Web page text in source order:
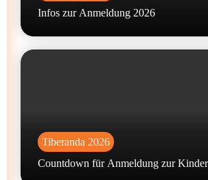
Infos zur Anmeldung 2026
Tiberanda 2026
Countdown für Anmeldung zur